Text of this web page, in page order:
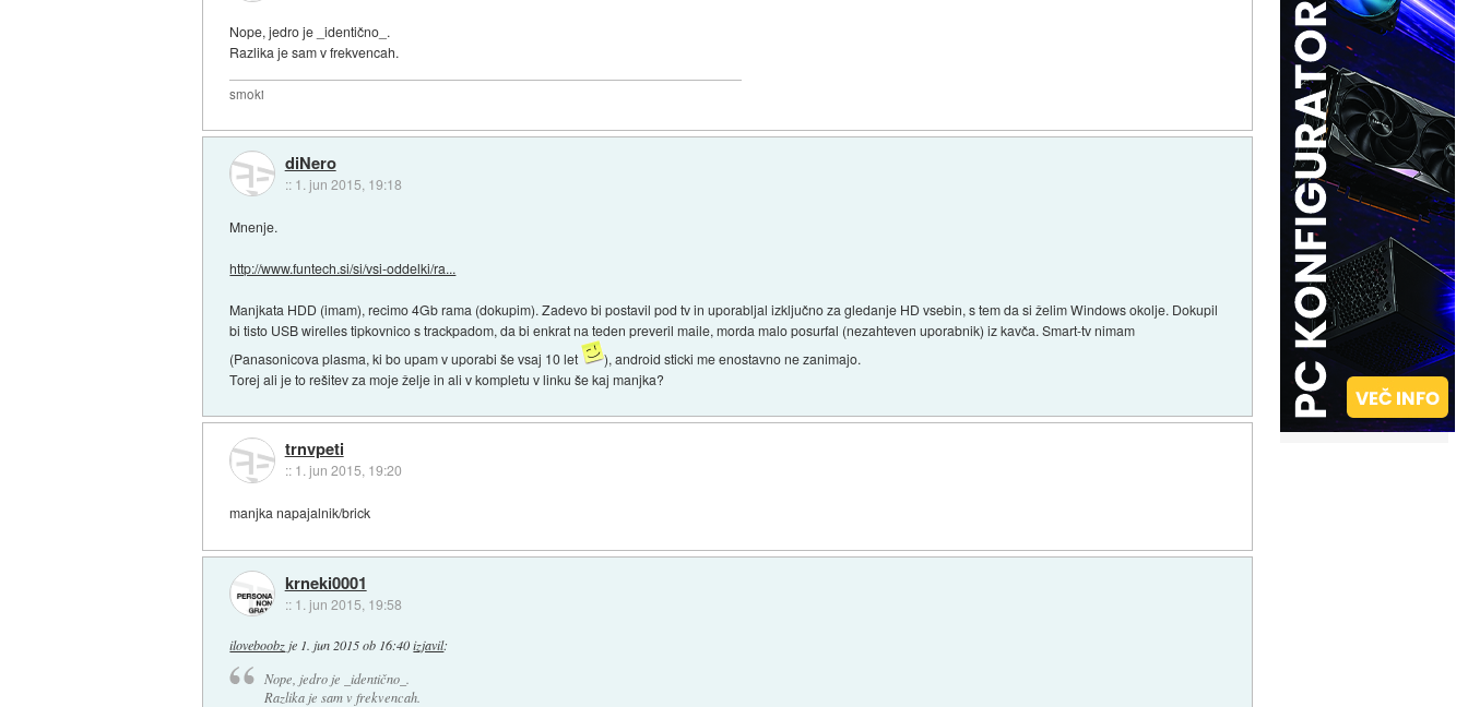
Nope, jedro je _identično_.
Razlika je sam v frekvencah.
smoki
diNero
:: 1. jun 2015, 19:18
Mnenje.
http://www.funtech.si/si/vsi-oddelki/ra...
Manjkata HDD (imam), recimo 4Gb rama (dokupim). Zadevo bi postavil pod tv in uporabljal izključno za gledanje HD vsebin, s tem da si želim Windows okolje. Dokupil
bi tisto USB wirelles tipkovnico s trackpadom, da bi enkrat na teden preveril maile, morda malo posurfal (nezahteven uporabnik) iz kavča. Smart-tv nimam
(Panasonicova plasma, ki bo upam v uporabi še vsaj 10 let
), android sticki me enostavno ne zanimajo.
Torej ali je to rešitev za moje želje in ali v kompletu v linku še kaj manjka?
trnvpeti
:: 1. jun 2015, 19:20
manjka napajalnik/brick
krneki0001
:: 1. jun 2015, 19:58
iloveboobzje 1. jun 2015 ob 16:40 izjavil:
Nope, jedro je _identično_.
Razlika je sam v frekvencah.